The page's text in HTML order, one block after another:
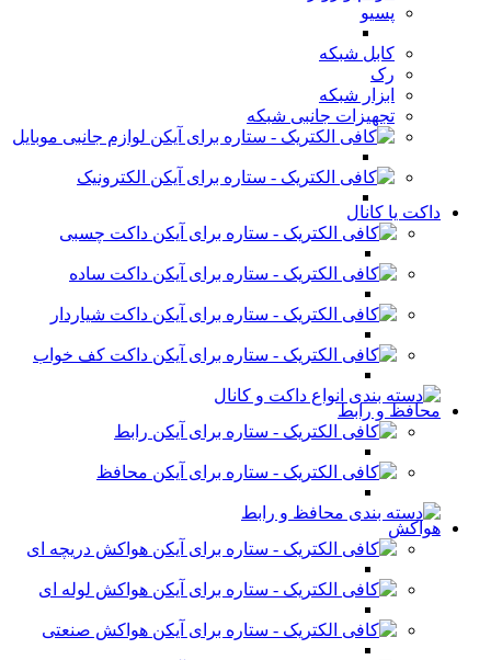
پسیو
کابل شبکه
رک
ابزار شبکه
تجهیزات جانبی شبکه
لوازم جانبی موبایل
الکترونیک
داکت یا کانال
داکت چسبی
داکت ساده
داکت شیاردار
داکت کف خواب
محافظ و رابط
رابط
محافظ
هواکش
هواکش دریچه ای
هواکش لوله ای
هواکش صنعتی